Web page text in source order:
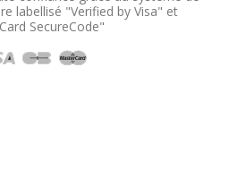
labellisé "Verified by Visa" et
SecureCode"